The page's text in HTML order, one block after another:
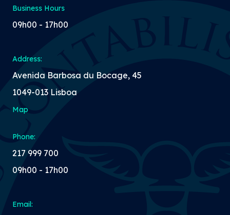
Business Hours
09h00 - 17h00
Address:
Avenida Barbosa du Bocage, 45
1049-013 Lisboa
Map
Phone:
217 999 700
09h00 - 17h00
Email: